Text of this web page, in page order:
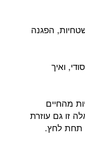
הפגנה
ואיך
מהחיים
זו גם עוזרת
תחת לחץ.